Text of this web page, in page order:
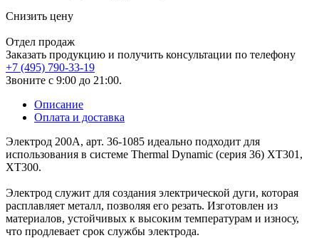
Снизить цену
Отдел продаж
Заказать продукцию и получить консультации по телефону
+7 (495) 790-33-19
Звоните с 9:00 до 21:00.
Описание
Оплата и доставка
Электрод 200А, арт. 36-1085 идеально подходит для
использования в системе Thermal Dynamic (серия 36) XT301,
XT300.
Электрод служит для создания электрической дуги, которая
расплавляет металл, позволяя его резать. Изготовлен из
материалов, устойчивых к высоким температурам и износу,
что продлевает срок службы электрода.